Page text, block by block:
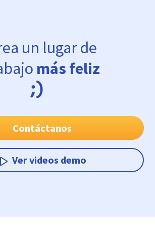
un lugar de
más feliz
Contáctanos
Ver videos demo